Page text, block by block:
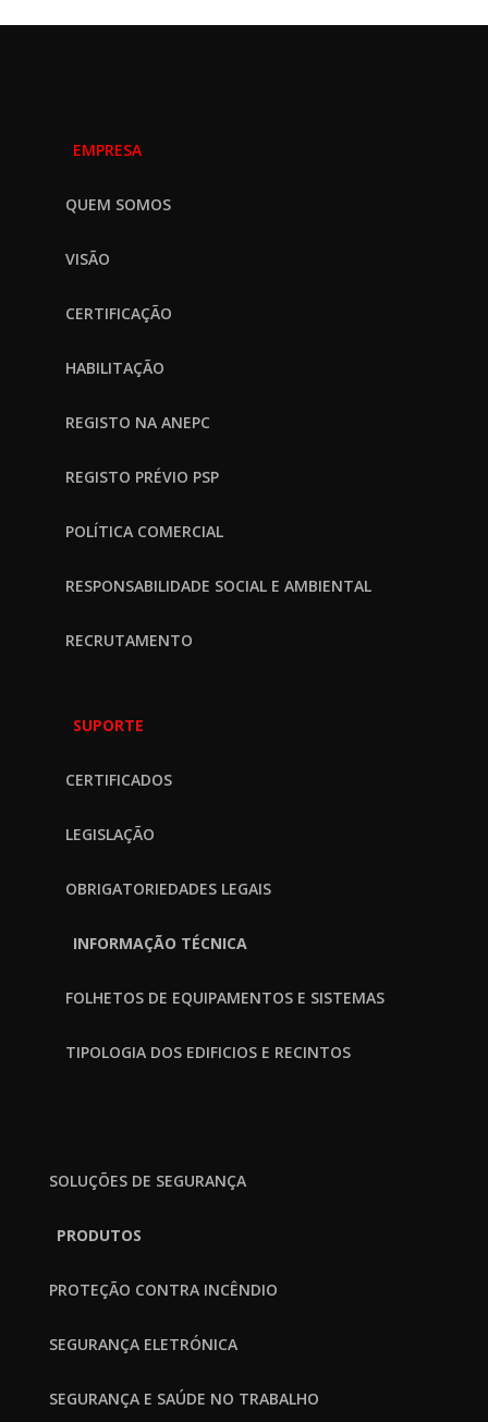
EMPRESA
QUEM SOMOS
VISÃO
CERTIFICAÇÃO
HABILITAÇÃO
REGISTO NA ANEPC
REGISTO PRÉVIO PSP
POLÍTICA COMERCIAL
RESPONSABILIDADE SOCIAL E AMBIENTAL
RECRUTAMENTO
SUPORTE
CERTIFICADOS
LEGISLAÇÃO
OBRIGATORIEDADES LEGAIS
INFORMAÇÃO TÉCNICA
FOLHETOS DE EQUIPAMENTOS E SISTEMAS
TIPOLOGIA DOS EDIFICIOS E RECINTOS
SOLUÇÕES DE SEGURANÇA
PRODUTOS
PROTEÇÃO CONTRA INCÊNDIO
SEGURANÇA ELETRÓNICA
SEGURANÇA E SAÚDE NO TRABALHO